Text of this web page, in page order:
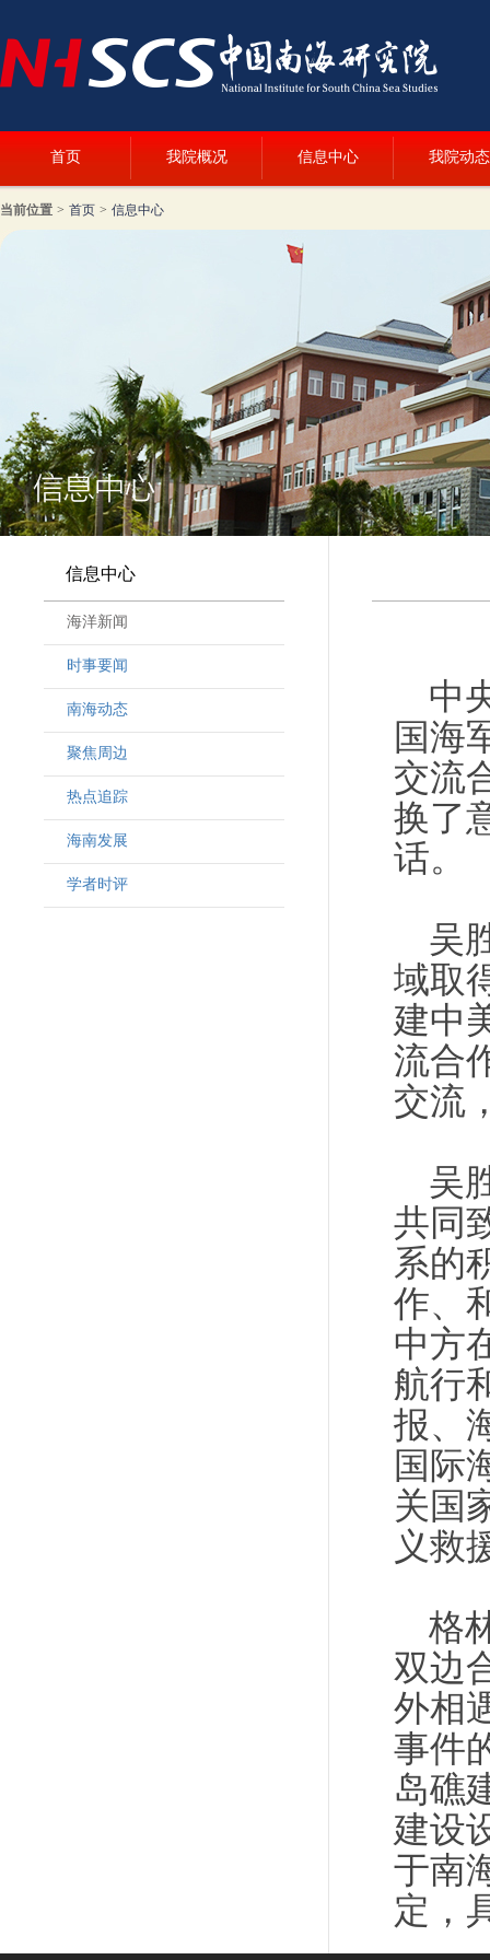
首页 我院概况 信息中心 我院动态
当前位置 > 首页 > 信息中心
信息中心
海洋新闻
时事要闻
南海动态
聚焦周边
热点追踪
海南发展
学者时评
中
国海
交流
换了
话。
吴
域取
建中
流合
交流
吴
共同
系的
作、
中方
航行
报、
国际
关国
义救
格
双边
外相
事件
岛礁
建设
于南
定，